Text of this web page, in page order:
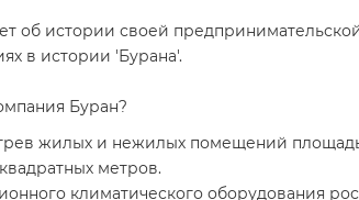
об истории своей
в истории 'Бурана'.
Буран?
жилых и нежилых помещений
метров.
климатического оборудования